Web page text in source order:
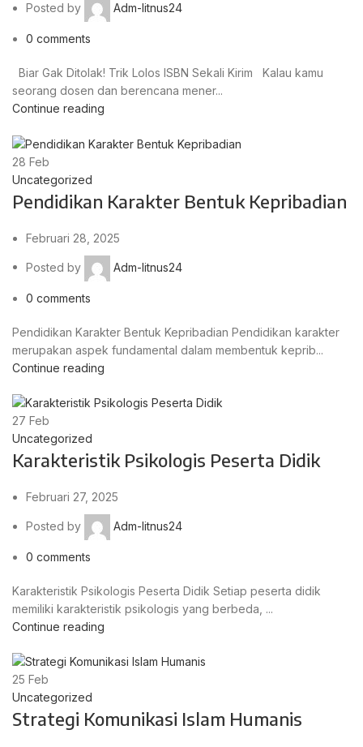
Posted by Adm-litnus24
0 comments
Biar Gak Ditolak! Trik Lolos ISBN Sekali Kirim Kalau kamu
seorang dosen dan berencana mener...
Continue reading
28 Feb
Uncategorized
Pendidikan Karakter Bentuk Kepribadian
Februari 28, 2025
Posted by Adm-litnus24
0 comments
Pendidikan Karakter Bentuk Kepribadian Pendidikan karakter
merupakan aspek fundamental dalam membentuk keprib...
Continue reading
27 Feb
Uncategorized
Karakteristik Psikologis Peserta Didik
Februari 27, 2025
Posted by Adm-litnus24
0 comments
Karakteristik Psikologis Peserta Didik Setiap peserta didik
memiliki karakteristik psikologis yang berbeda, ...
Continue reading
25 Feb
Uncategorized
Strategi Komunikasi Islam Humanis